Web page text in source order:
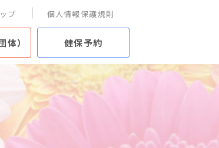
プ 個人情報保護規則
体） 健保予約